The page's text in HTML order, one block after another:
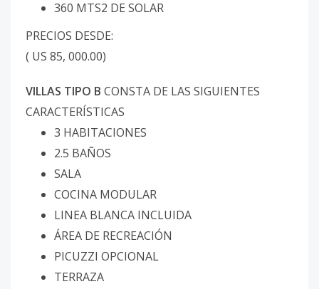
360 MTS2 DE SOLAR
PRECIOS DESDE:
( US 85, 000.00)
VILLAS TIPO B CONSTA DE LAS SIGUIENTES
CARACTERÍSTICAS
3 HABITACIONES
2.5 BAÑOS
SALA
COCINA MODULAR
LINEA BLANCA INCLUIDA
ÁREA DE RECREACIÓN
PICUZZI OPCIONAL
TERRAZA